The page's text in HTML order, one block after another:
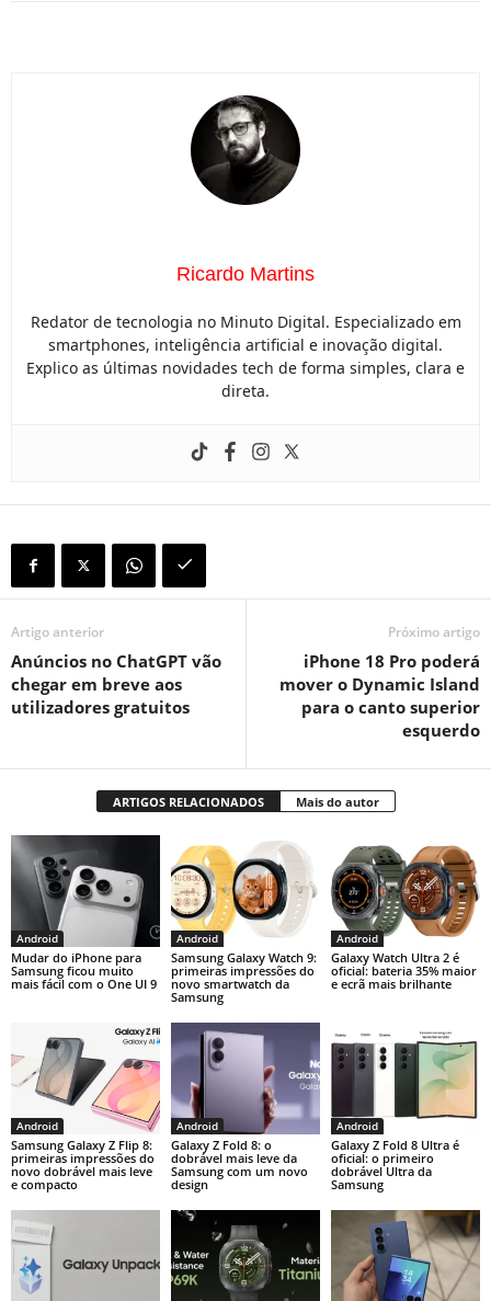
Ricardo Martins
Redator de tecnologia no Minuto Digital. Especializado em
smartphones, inteligência artificial e inovação digital.
Explico as últimas novidades tech de forma simples, clara e
direta.
Artigo anterior
Anúncios no ChatGPT vão
chegar em breve aos
utilizadores gratuitos
Próximo artigo
iPhone 18 Pro poderá
mover o Dynamic Island
para o canto superior
esquerdo
ARTIGOS RELACIONADOS Mais do autor
Android
Mudar do iPhone para
Samsung ficou muito
mais fácil com o One UI 9
Android
Samsung Galaxy Watch 9:
primeiras impressões do
novo smartwatch da
Samsung
Android
Galaxy Watch Ultra 2 é
oficial: bateria 35% maior
e ecrã mais brilhante
Android
Samsung Galaxy Z Flip 8:
primeiras impressões do
novo dobrável mais leve
e compacto
Android
Galaxy Z Fold 8: o
dobrável mais leve da
Samsung com um novo
design
Android
Galaxy Z Fold 8 Ultra é
oficial: o primeiro
dobrável Ultra da
Samsung